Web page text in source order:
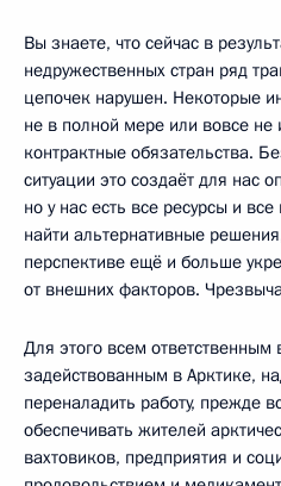
Вы знаете, что сейчас в
недружественных стран ряд
цепочек нарушен. Некоторые
не в полной мере или вовсе не
контрактные обязательства.
ситуации это создаёт для нас
но у нас есть все ресурсы и
найти альтернативные
перспективе ещё и больше
от внешних факторов.
Для этого всем ответственным
задействованным в Арктике,
переналадить работу, прежде
обеспечивать жителей
вахтовиков, предприятия и